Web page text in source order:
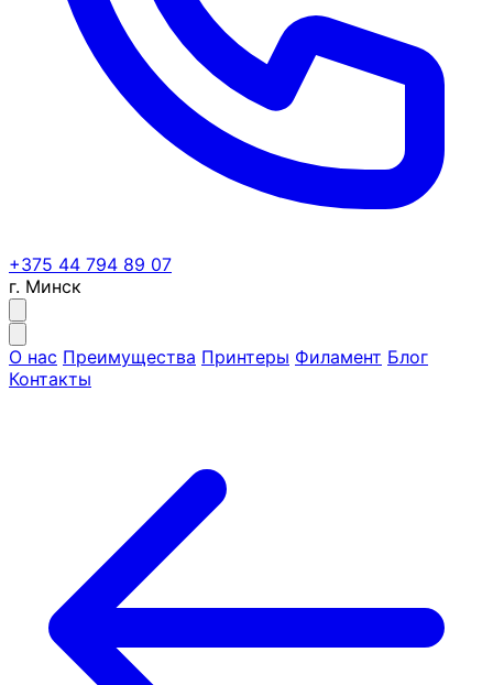
+375 44 794 89 07
г. Минск
О нас Преимущества Принтеры Филамент Блог
Контакты